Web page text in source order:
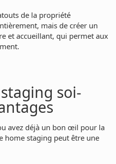
de la propriété
mais de créer un
et accueillant, qui permet aux
soi-
avez déjà un bon œil pour la
home staging peut être une